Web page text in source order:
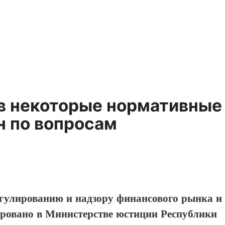
некоторые нормативные
по вопросам
и надзору финансового рынка и
в Министерстве юстиции Республики